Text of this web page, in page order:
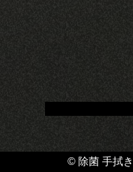
© 除菌 手拭